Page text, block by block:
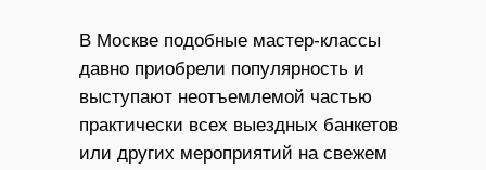
В Москве подобные мастер-классы
давно приобрели популярность и
выступают неотъемлемой частью
практически всех выездных банкетов
или других мероприятий на свежем